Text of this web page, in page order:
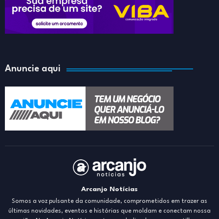
Anuncie aqui
Arcanjo Notícias
Somos a voz pulsante da comunidade, comprometidos em trazer as
últimas novidades, eventos e histórias que moldam e conectam nossa